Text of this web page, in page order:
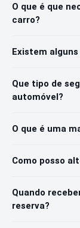
O que é que
carro?
Existem
Que tipo de
automóvel?
O que é uma
Como posso
Quando
reserva?